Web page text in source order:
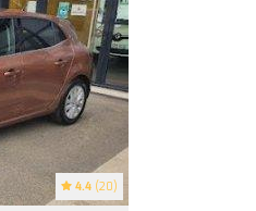
4.4 (20)